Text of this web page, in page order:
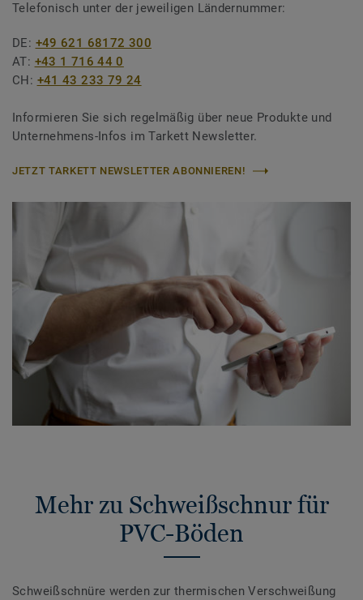
Telefonisch unter der jeweiligen Ländernummer:
DE: +49 621 68172 300
AT: +43 1 716 44 0
CH: +41 43 233 79 24
Informieren Sie sich regelmäßig über neue Produkte und
Unternehmens-Infos im Tarkett Newsletter.
JETZT TARKETT NEWSLETTER ABONNIEREN!
Mehr zu Schweißschnur für
PVC-Böden
Schweißschnüre werden zur thermischen Verschweißung